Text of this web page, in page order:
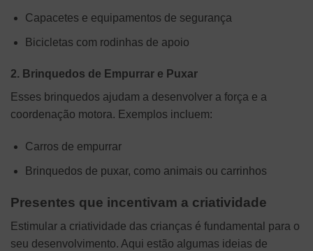
Capacetes e equipamentos de segurança
Bicicletas com rodinhas de apoio
2. Brinquedos de Empurrar e Puxar
Esses brinquedos ajudam a desenvolver a força e a
coordenação motora. Exemplos incluem:
Carros de empurrar
Brinquedos de puxar, como animais ou carrinhos
Presentes que incentivam a criatividade
Estimular a criatividade das crianças é fundamental para o
seu desenvolvimento. Aqui estão algumas ideias de